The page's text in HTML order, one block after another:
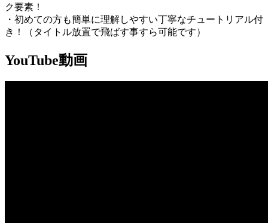
ク要素！
・初めての方も簡単に理解しやすい丁寧なチュートリアル付
き！（タイトル放置で飛ばす事すら可能です）
YouTube動画